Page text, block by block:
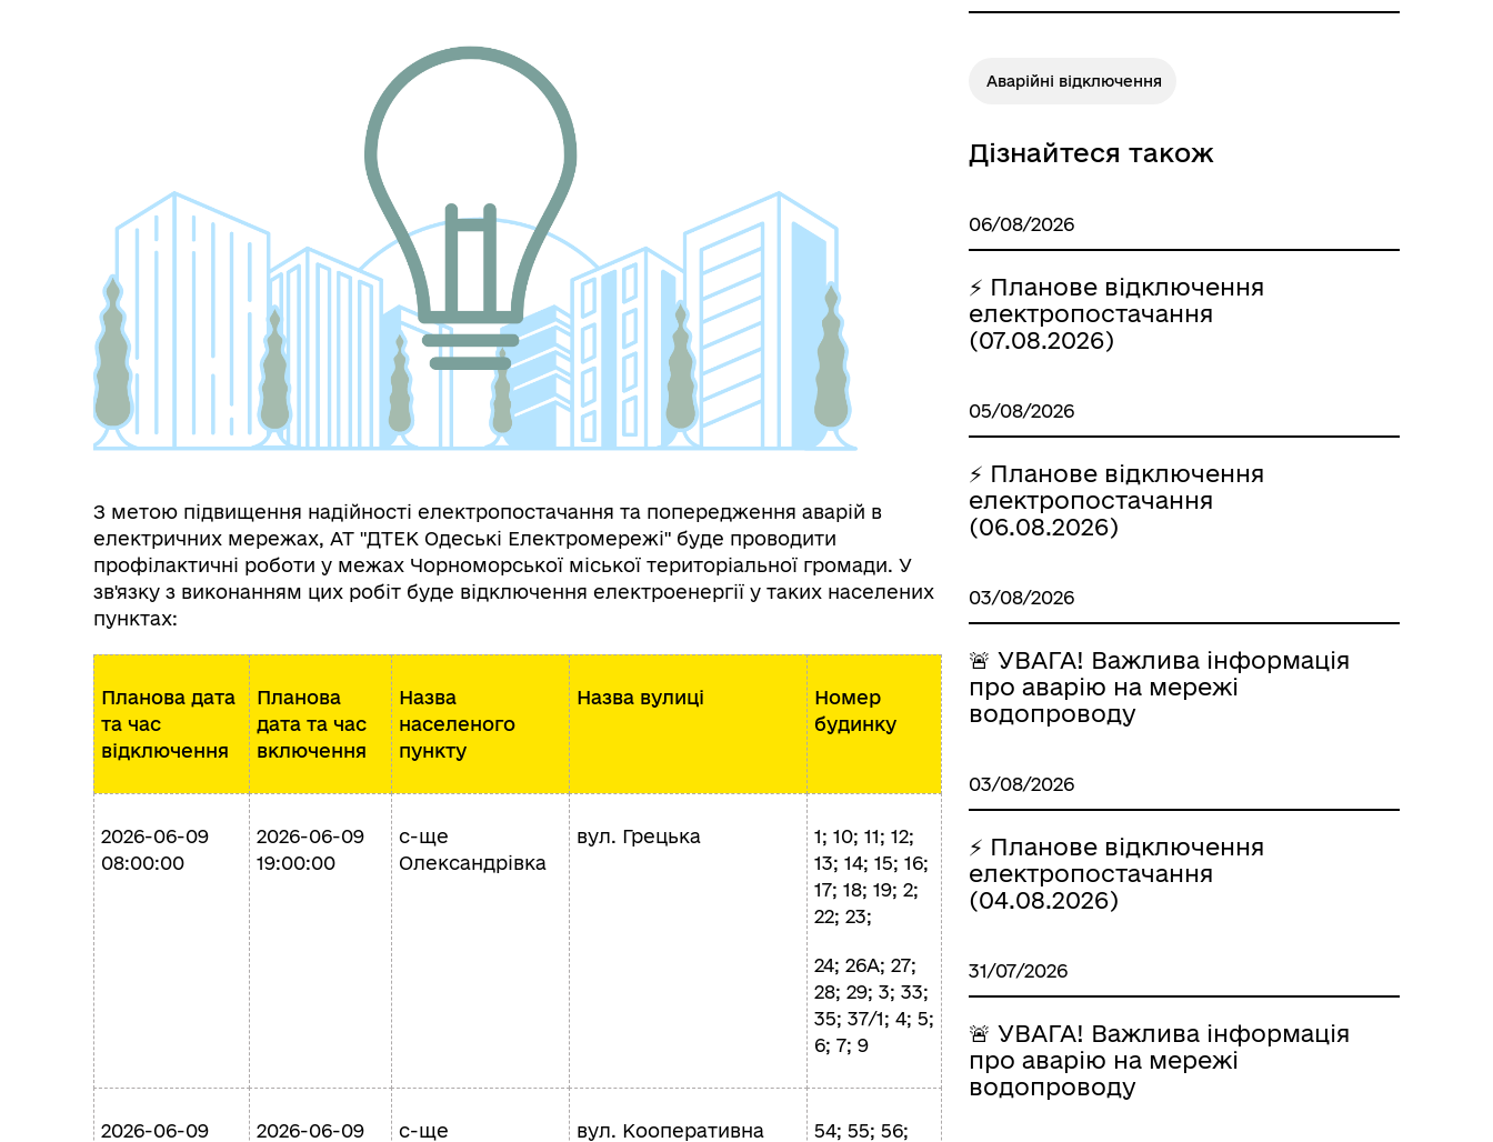
Місцеві податки та збори
До уваги внутрішньо
переміщених осіб
З метою підвищення надійності електропостачання та попередження аварій в
електричних мережах, AT "ДТЕК Одеські Електромережі" буде проводити
профілактичні роботи у межах Чорноморської міської територіальної громади. У
зв'язку з виконанням цих робіт буде відключення електроенергії у таких населених
пунктах:
Планова дата
та час
відключення
Планова
дата та час
включення
Назва
населеного
пункту
Назва вулиці
Номер
будинку
2026-06-09
08:00:00
2026-06-09
19:00:00
с-ще
Олександрівка
вул. Грецька
1; 10; 11; 12;
13; 14; 15; 16;
17; 18; 19; 2;
22; 23;
24; 26А; 27;
28; 29; 3; 33;
35; 37/1; 4; 5;
6; 7; 9
2026-06-09
2026-06-09
с-ще
вул. Кооперативна
54; 55; 56;
Аварійні відключення
Дізнайтеся також
06/08/2026
⚡ Планове відключення
електропостачання
(07.08.2026)
05/08/2026
⚡ Планове відключення
електропостачання
(06.08.2026)
03/08/2026
🚨 УВАГА! Важлива інформація
про аварію на мережі
водопроводу
03/08/2026
⚡ Планове відключення
електропостачання
(04.08.2026)
31/07/2026
🚨 УВАГА! Важлива інформація
про аварію на мережі
водопроводу